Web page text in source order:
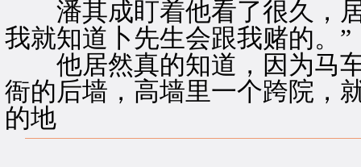
潘其成盯着他看了很久，居
我就知道卜先生会跟我赌的。”
他居然真的知道，因为马车
衙的后墙，高墙里一个跨院，
的地